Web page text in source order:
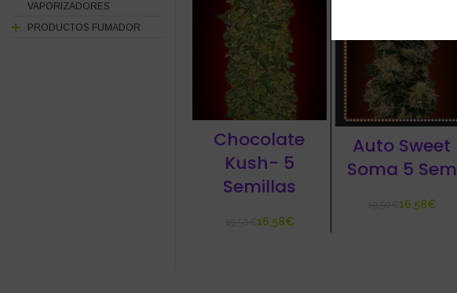
Chocolate
Kush- 5
Semillas
16,58€
Auto Sweet
Soma 5 Sem
€16,58€
VAPORIZADORES
PRODUCTOS FUMADOR